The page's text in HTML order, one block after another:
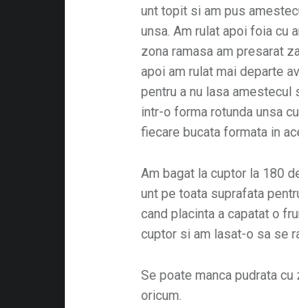
unt topit si am pus
unsa. Am rulat apoi foia cu
zona ramasa am presarat
apoi am rulat mai departe
pentru a nu lasa amestecul
intr-o forma rotunda unsa
fiecare bucata formata in
Am bagat la cuptor la 180
unt pe toata suprafata
cand placinta a capatat o
cuptor si am lasat-o sa se
Se poate manca pudrata
oricum.